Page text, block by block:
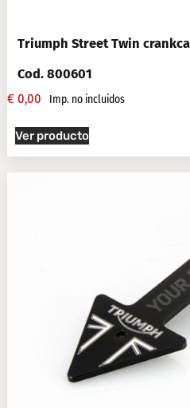
Triumph Street Twin
Cod. 800601
€ 0,00 Imp. no incluidos
Ver producto